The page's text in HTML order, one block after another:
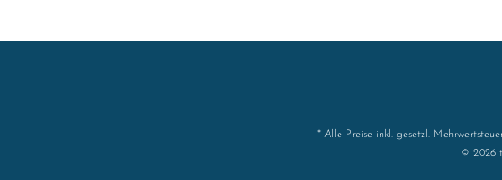
* Alle Preise inkl. gesetzl.
© 2026